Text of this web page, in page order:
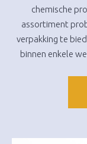
chemische
assortiment
verpakking te
binnen enkele